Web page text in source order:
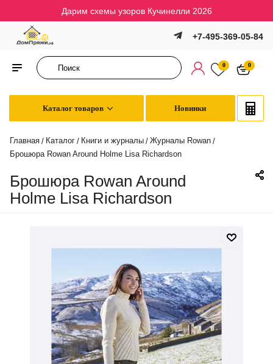
Дарим схемы узоров Кучинелли 2026
+7-495-369-05-84
0 0
Каталог товаров Новинки
Главная / Каталог / Книги и журналы / Журналы Rowan /
Брошюра Rowan Around Holme Lisa Richardson
Брошюра Rowan Around
Holme Lisa Richardson